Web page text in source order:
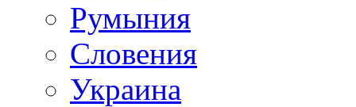
Румыния
Словения
Украина